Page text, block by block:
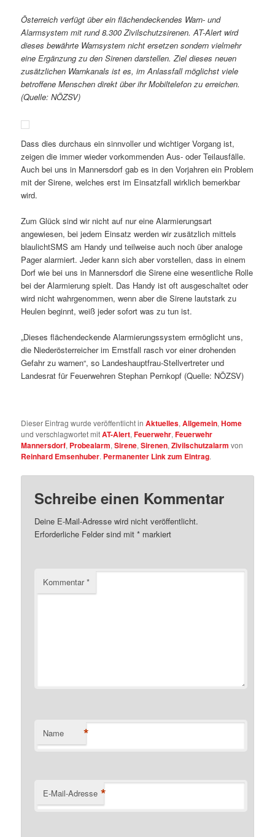
Österreich verfügt über ein flächendeckendes Warn- und
Alarmsystem mit rund 8.300 Zivilschutzsirenen. AT-Alert wird
dieses bewährte Warnsystem nicht ersetzen sondern vielmehr
eine Ergänzung zu den Sirenen darstellen. Ziel dieses neuen
zusätzlichen Warnkanals ist es, im Anlassfall möglichst viele
betroffene Menschen direkt über ihr Mobiltelefon zu erreichen.
(Quelle: NÖZSV)
Dass dies durchaus ein sinnvoller und wichtiger Vorgang ist,
zeigen die immer wieder vorkommenden Aus- oder Teilausfälle.
Auch bei uns in Mannersdorf gab es in den Vorjahren ein Problem
mit der Sirene, welches erst im Einsatzfall wirklich bemerkbar
wird.
Zum Glück sind wir nicht auf nur eine Alarmierungsart
angewiesen, bei jedem Einsatz werden wir zusätzlich mittels
blaulichtSMS am Handy und teilweise auch noch über analoge
Pager alarmiert. Jeder kann sich aber vorstellen, dass in einem
Dorf wie bei uns in Mannersdorf die Sirene eine wesentliche Rolle
bei der Alarmierung spielt. Das Handy ist oft ausgeschaltet oder
wird nicht wahrgenommen, wenn aber die Sirene lautstark zu
Heulen beginnt, weiß jeder sofort was zu tun ist.
„Dieses flächendeckende Alarmierungssystem ermöglicht uns,
die Niederösterreicher im Ernstfall rasch vor einer drohenden
Gefahr zu warnen“, so Landeshauptfrau-Stellvertreter und
Landesrat für Feuerwehren Stephan Pernkopf (Quelle: NÖZSV)
Dieser Eintrag wurde veröffentlicht inAktuelles,Allgemein,Home
und verschlagwortet mitAT-Alert,Feuerwehr,Feuerwehr
Mannersdorf, Probealarm,Sirene,Sirenen,Zivilschutzalarm von
Reinhard Emsenhuber. Permanenter Link zum Eintrag.
Schreibe einen Kommentar
Deine E-Mail-Adresse wird nicht veröffentlicht.
Erforderliche Felder sind mit* markiert
Kommentar*
Name *
E-Mail-Adresse *